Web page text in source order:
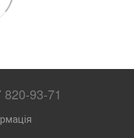
820-93-71